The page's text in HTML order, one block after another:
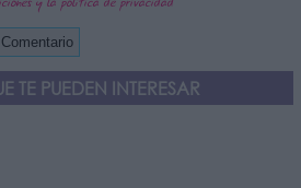
TE PUEDEN INTERESAR